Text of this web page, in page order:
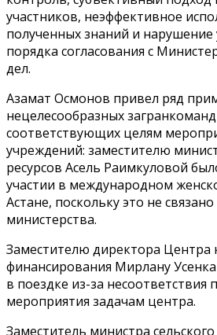
участников, неэффективное
полученных знаний и нарушение
порядка согласования с
дел.
Азамат Осмонов привел ряд
нецелесообразных
соответствующих целям
учреждений: заместителю
ресурсов Асель Раимкуловой
участии в международном
Астане, поскольку это не
министерства.
Заместителю директора Центра
финансирования Мирлану
в поездке из-за несоответствия
мероприятия задачам центра.
Заместитель министра